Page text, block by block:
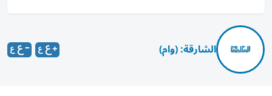
الشارقة: (وام)